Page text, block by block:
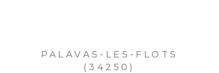
PALAVAS-LES-FLOTS
(34250)